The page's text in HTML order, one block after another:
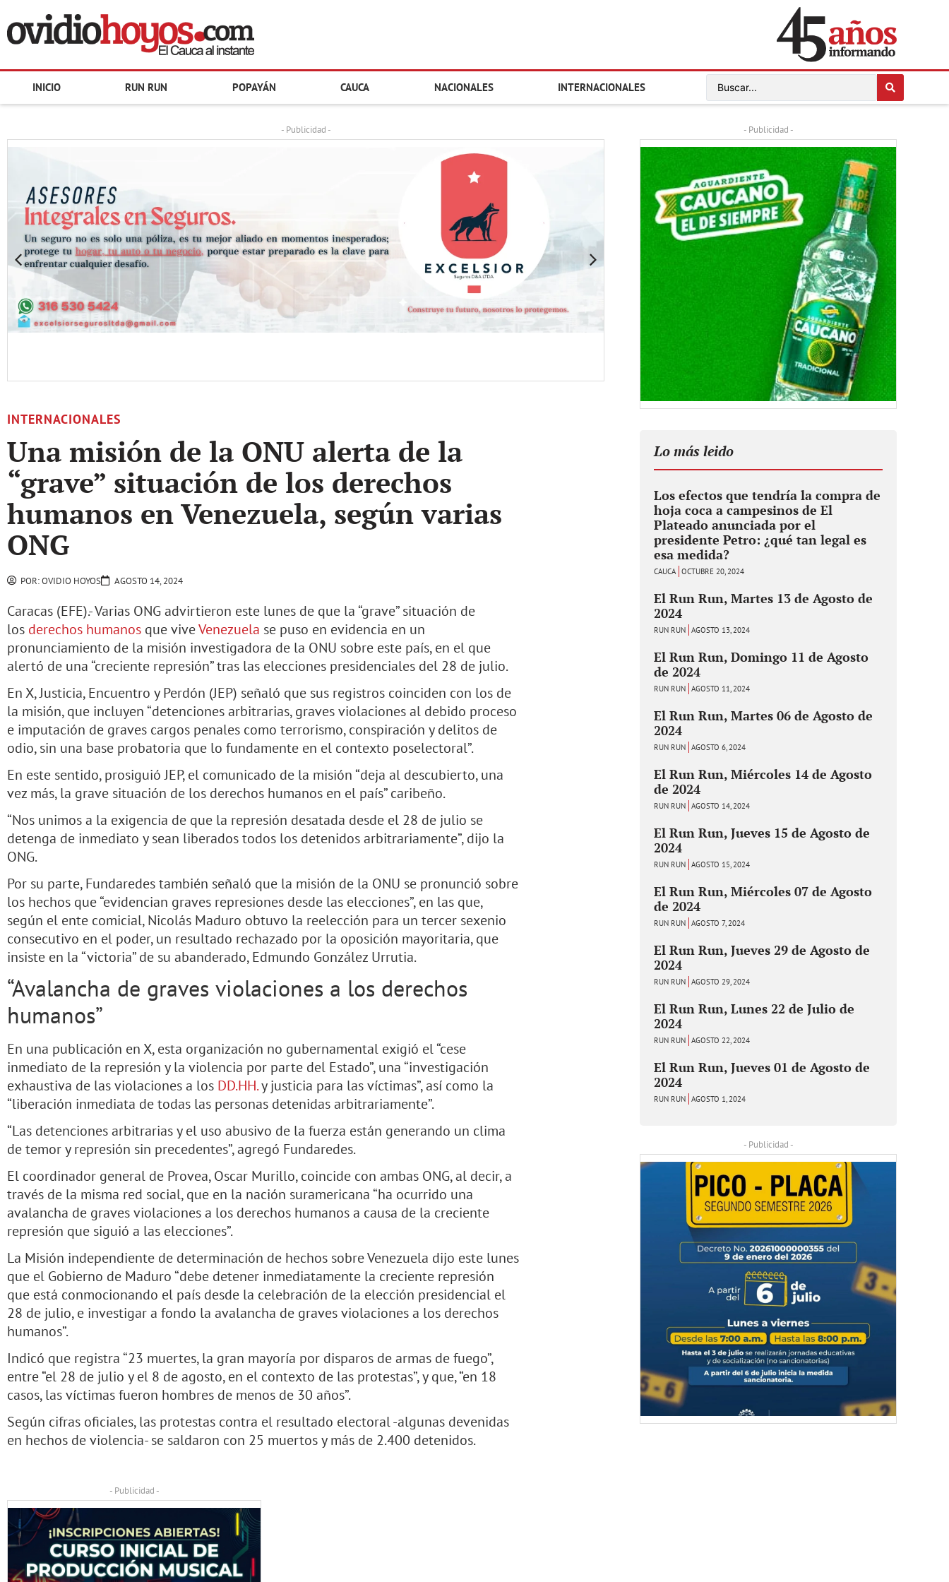
INICIO RUN RUN POPAYÁN CAUCA NACIONALES INTERNACIONALES
- Publicidad -
INTERNACIONALES
Una misión de la ONU alerta de la
“grave” situación de los derechos
humanos en Venezuela, según varias
ONG
POR:OVIDIO HOYOS AGOSTO 14, 2024
Caracas (EFE).- Varias ONG advirtieron este lunes de que la “grave” situación de
los derechos humanos que viveVenezuela se puso en evidencia en un
pronunciamiento de la misión investigadora de la ONU sobre este país, en el que
alertó de una “creciente represión” tras las elecciones presidenciales del 28 de julio.
En X, Justicia, Encuentro y Perdón (JEP) señaló que sus registros coinciden con los de
la misión, que incluyen “detenciones arbitrarias, graves violaciones al debido proceso
e imputación de graves cargos penales como terrorismo, conspiración y delitos de
odio, sin una base probatoria que lo fundamente en el contexto poselectoral”.
En este sentido, prosiguió JEP, el comunicado de la misión “deja al descubierto, una
vez más, la grave situación de los derechos humanos en el país” caribeño.
“Nos unimos a la exigencia de que la represión desatada desde el 28 de julio se
detenga de inmediato y sean liberados todos los detenidos arbitrariamente”, dijo la
ONG.
Por su parte, Fundaredes también señaló que la misión de la ONU se pronunció sobre
los hechos que “evidencian graves represiones desde las elecciones”, en las que,
según el ente comicial, Nicolás Maduro obtuvo la reelección para un tercer sexenio
consecutivo en el poder, un resultado rechazado por la oposición mayoritaria, que
insiste en la “victoria” de su abanderado, Edmundo González Urrutia.
“Avalancha de graves violaciones a los derechos
humanos”
En una publicación en X, esta organización no gubernamental exigió el “cese
inmediato de la represión y la violencia por parte del Estado”, una “investigación
exhaustiva de las violaciones a los DD.HH.y justicia para las víctimas”, así como la
“liberación inmediata de todas las personas detenidas arbitrariamente”.
“Las detenciones arbitrarias y el uso abusivo de la fuerza están generando un clima
de temor y represión sin precedentes”, agregó Fundaredes.
El coordinador general de Provea, Oscar Murillo, coincide con ambas ONG, al decir, a
través de la misma red social, que en la nación suramericana “ha ocurrido una
avalancha de graves violaciones a los derechos humanos a causa de la creciente
represión que siguió a las elecciones”.
La Misión independiente de determinación de hechos sobre Venezuela dijo este lunes
que el Gobierno de Maduro “debe detener inmediatamente la creciente represión
que está conmocionando el país desde la celebración de la elección presidencial el
28 de julio, e investigar a fondo la avalancha de graves violaciones a los derechos
humanos”.
Indicó que registra “23 muertes, la gran mayoría por disparos de armas de fuego”,
entre “el 28 de julio y el 8 de agosto, en el contexto de las protestas”, y que, “en 18
casos, las víctimas fueron hombres de menos de 30 años”.
Según cifras oficiales, las protestas contra el resultado electoral -algunas devenidas
en hechos de violencia- se saldaron con 25 muertos y más de 2.400 detenidos.
- Publicidad -
- Publicidad -
Lo más leido
Los efectos que tendría la compra de
hoja coca a campesinos de El
Plateado anunciada por el
presidente Petro: ¿qué tan legal es
esa medida?
CAUCA OCTUBRE 20, 2024
El Run Run, Martes 13 de Agosto de
2024
RUN RUN AGOSTO 13, 2024
El Run Run, Domingo 11 de Agosto
de 2024
RUN RUN AGOSTO 11, 2024
El Run Run, Martes 06 de Agosto de
2024
RUN RUN AGOSTO 6, 2024
El Run Run, Miércoles 14 de Agosto
de 2024
RUN RUN AGOSTO 14, 2024
El Run Run, Jueves 15 de Agosto de
2024
RUN RUN AGOSTO 15, 2024
El Run Run, Miércoles 07 de Agosto
de 2024
RUN RUN AGOSTO 7, 2024
El Run Run, Jueves 29 de Agosto de
2024
RUN RUN AGOSTO 29, 2024
El Run Run, Lunes 22 de Julio de
2024
RUN RUN AGOSTO 22, 2024
El Run Run, Jueves 01 de Agosto de
2024
RUN RUN AGOSTO 1, 2024
- Publicidad -